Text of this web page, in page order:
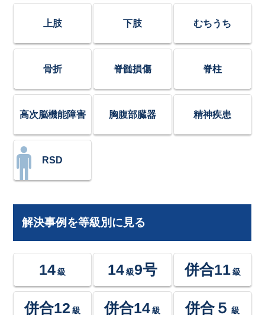
上肢 下肢 むちうち
骨折 脊髄損傷 脊柱
高次脳機能障害 胸腹部臓器 精神疾患
RSD
解決事例を等級別に見る
14 級 14級9号 併合11 級
併合12 級 併合14 級 併合５ 級